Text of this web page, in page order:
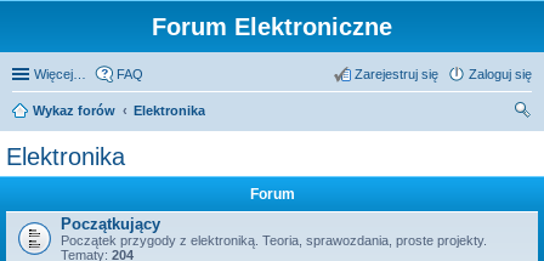
Forum Elektroniczne
Więcej… FAQ Zaloguj się
Zarejestruj się
Wykaz forów
Elektronika
Elektronika
Forum
Początkujący
Początek przygody z elektroniką. Teoria, sprawozdania, proste projekty.
Tematy: 204